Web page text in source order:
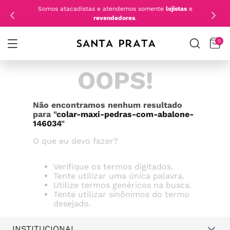
Somos atacadistas e atendemos somente lojistase
revendedores.
0
OOPS!
Não encontramos nenhum resultado
para "colar-maxi-pedras-com-abalone-
146034"
O que eu devo fazer?
Verifique os termos digitados.
Tente utilizar uma única palavra.
Utilize termos genéricos na busca.
Tente utilizar sinônimos do termo
desejado.